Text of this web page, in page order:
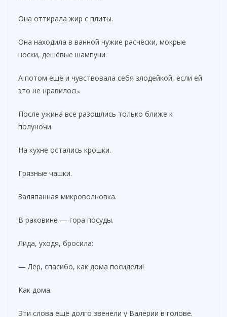
Она оттирала жир с плиты.
Она находила в ванной чужие расчёски, мокрые
носки, дешёвые шампуни.
А потом ещё и чувствовала себя злодейкой, если ей
это не нравилось.
После ужина все разошлись только ближе к
полуночи.
На кухне остались крошки.
Грязные чашки.
Заляпанная микроволновка.
В раковине — гора посуды.
Лида, уходя, бросила:
— Лер, спасибо, как дома посидели!
Как дома.
Эти слова ещё долго звенели у Валерии в голове.